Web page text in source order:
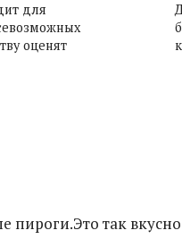
для
оценят
пироги.Это так